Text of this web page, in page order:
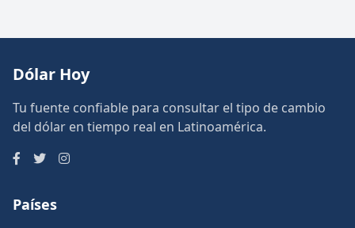
Dólar Hoy
Tu fuente confiable para consultar el tipo de cambio
del dólar en tiempo real en Latinoamérica.
Países